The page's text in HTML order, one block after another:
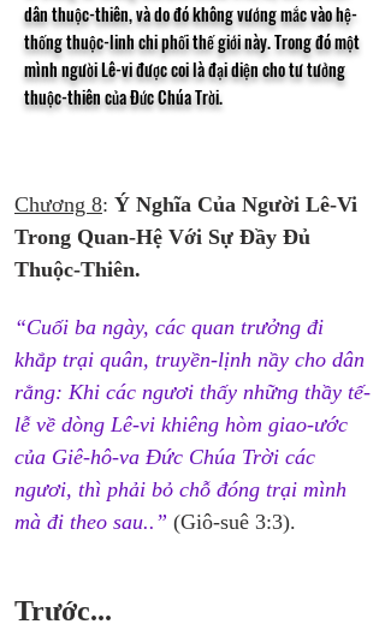
dân thuộc-thiên, và do đó không vướng mắc vào hệ-
thống thuộc-linh chi phối thế giới này. Trong đó một
mình người Lê-vi được coi là đại diện cho tư tưởng
thuộc-thiên của Đức Chúa Trời.
Chương 8: Ý Nghĩa Của Người Lê-Vi
Trong Quan-Hệ Với Sự Đầy Đủ
Thuộc-Thiên.
“Cuối ba ngày, các quan trưởng đi
khắp trại quân, truyền-lịnh nầy cho dân
rằng: Khi các ngươi thấy những thầy tế-
lễ về dòng Lê-vi khiêng hòm giao-ước
của Giê-hô-va Đức Chúa Trời các
ngươi, thì phải bỏ chỗ đóng trại mình
mà đi theo sau..” (Giô-suê 3:3).
Trước...